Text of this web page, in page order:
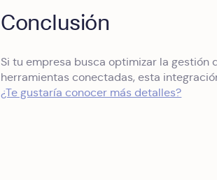
Conclusión
Si tu empresa busca optimizar la
herramientas conectadas, esta
¿Te gustaría conocer más detalles?